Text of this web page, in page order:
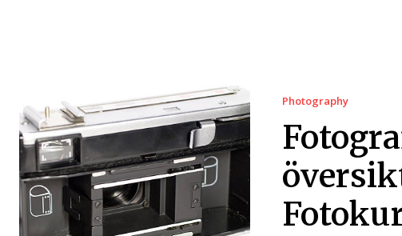
Photography